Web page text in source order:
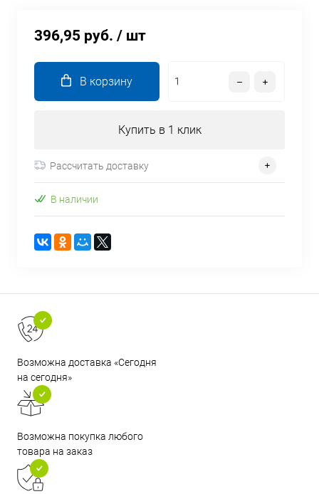
396,95 руб. / шт
В корзину
Купить в 1 клик
Рассчитать доставку
В наличии
Возможна доставка «Сегодня
на сегодня»
Возможна покупка любого
товара на заказ